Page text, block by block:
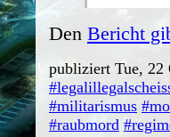
Den Bericht
publiziert Tue, 22
#militarismus
#raubmord